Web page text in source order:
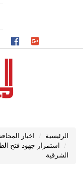
الرئيسية
اخبار
استمرار جهود فتح
الشرقية